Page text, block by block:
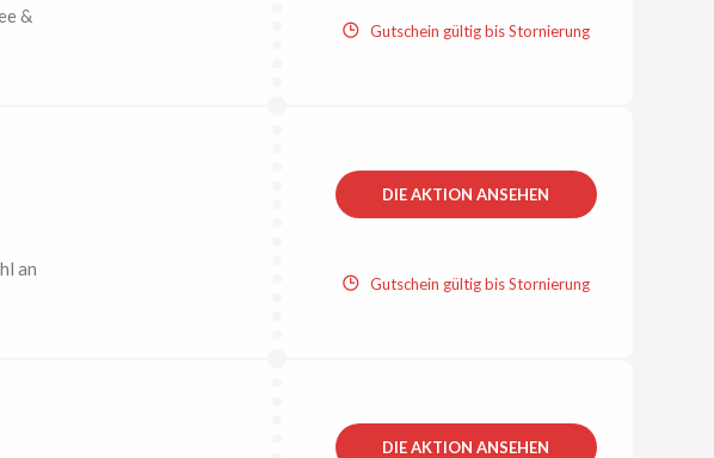
&
Gutschein gültig bis Stornierung
an
DIE AKTION ANSEHEN
Gutschein gültig bis Stornierung
DIE AKTION ANSEHEN